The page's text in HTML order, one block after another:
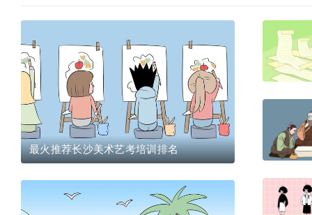
最火推荐长沙美术艺考培训排名